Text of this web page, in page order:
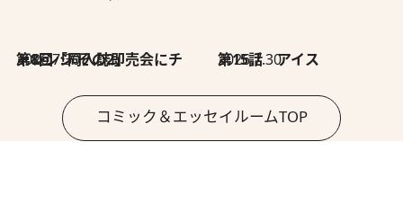
2026.7.30
第8回「同人誌即売会にチャレンジ その2」 2026.7.30
第15話 アイス
コミック＆エッセイルームTOP